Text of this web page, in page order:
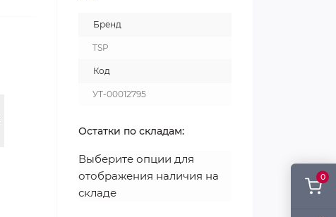
0
Бренд
ТSP
Код
УТ-00012795
Остатки по складам:
Выберите опции для
отображения наличия на
складе